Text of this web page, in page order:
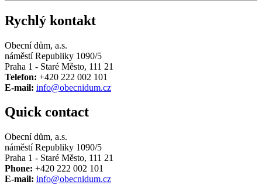
Rychlý kontakt
Obecní dům, a.s.
náměstí Republiky 1090/5
Praha 1 - Staré Město, 111 21
Telefon: +420 222 002 101
E-mail: info@obecnidum.cz
Quick contact
Obecní dům, a.s.
náměstí Republiky 1090/5
Praha 1 - Staré Město, 111 21
Phone: +420 222 002 101
E-mail: info@obecnidum.cz